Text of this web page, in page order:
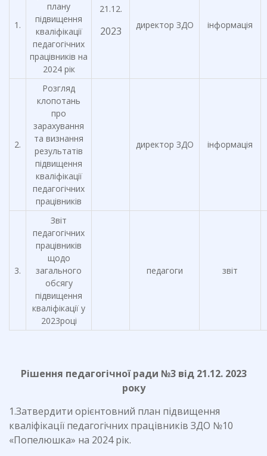
1.
плану
підвищення
кваліфікації
педагогічних
працівників на
2024 рік
21.12.
2023 директор ЗДО інформація
2.
Розгляд
клопотань
про
зарахування
та визнання
результатів
підвищення
кваліфікації
педагогічних
працівників
директор ЗДО інформація
3.
Звіт
педагогічних
працівників
щодо
загального
обсягу
підвищення
кваліфікації у
2023році
педагоги звіт
Рішення педагогічної ради №3 від 21.12. 2023
року
1.Затвердити орієнтовний план підвищення
кваліфікації педагогічних працівників ЗДО №10
«Попелюшка» на 2024 рік.